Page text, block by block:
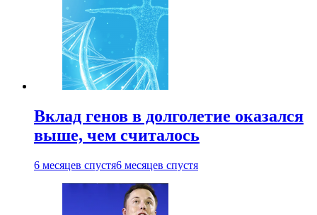
Вклад генов в долголетие оказался
выше, чем считалось
6 месяцев спустя6 месяцев спустя